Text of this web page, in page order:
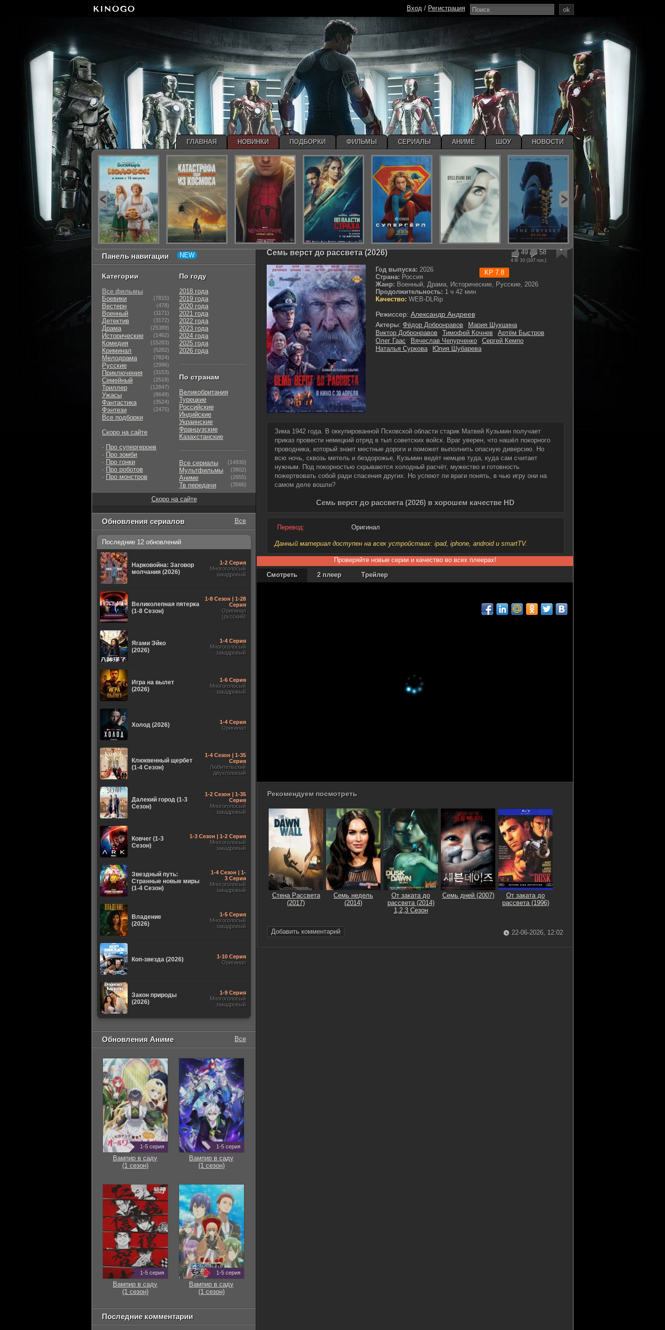
49 58
4.6/ 10 (107 гол.)
KP 7.8
Семь верст до рассвета (2026)
Год выпуска: 2026
Страна: Россия
Жанр: Военный, Драма, Исторические, Русские, 2026
Продолжительность: 1 ч 42 мин
Качество: WEB-DLRip
Режиссер: Александр Андреев
Актеры: Фёдор Добронравов
Мария Шукшина
Виктор Добронравов
Тимофей Кочнев
Артём Быстров
Олег Гаас
Вячеслав Чепурченко
Сергей Кемпо
Наталья Суркова
Юлия Шубарева
Зима 1942 года. В оккупированной Псковской области старик Матвей Кузьмин получает
приказ провести немецкий отряд в тыл советских войск. Враг уверен, что нашёл покорного
проводника, который знает местные дороги и поможет выполнить опасную диверсию. Но
всю ночь, сквозь метель и бездорожье, Кузьмин ведёт немцев туда, куда сам считает
нужным. Под покорностью скрываются холодный расчёт, мужество и готовность
пожертвовать собой ради спасения других. Но успеют ли враги понять, в чью игру они на
самом деле вошли?
Семь верст до рассвета (2026) в хорошем качестве HD
Перевод: Оригинал
Данный материал доступен на всех устройствах: ipad, iphone, android и smartTV.
Проверяйте новые серии и качество во всех плеерах!
Смотреть
2 плеер Трейлер
Рекомендуем посмотреть
Стена Рассвета
(2017)
Семь недель
(2014)
От заката до
рассвета (2014)
1,2,3 Сезон
Семь дней (2007)
От заката до
рассвета (1996)
Добавить комментарий 22-06-2026, 12:02
Панель навигации
Категории
Все фильмы
Боевики
(7815)
Вестерн (478)
Военный (1171)
Детектив (3172)
Драма (25389)
Исторические (1462)
Комедия (15283)
Криминал (5282)
Мелодрама (7824)
Русские (2996)
Приключения (3153)
Семейный (2519)
Триллер (12847)
Ужасы (8649)
Фантастика (3524)
Фэнтези (2475)
Все подборки
Скоро на сайте
- Про супергероев
- Про зомби
- Про гонки
- Про роботов
- Про монстров
По году
2018 года
2019 года
2020 года
2021 года
2022 года
2023 года
2024 года
2025 года
2026 года
По странам
Великобритания
Турецкие
Российские
Индийские
Украинские
Французские
Казахстанские
Все сериалы (14930)
Мультфильмы (3802)
Аниме (2655)
Тв передачи (3566)
Скоро на сайте
Обновления сериалов Все
Последние 12 обновлений
Нарковойна: Заговор
молчания (2026)
1-2 Серия
Многоголосый
закадровый
Великолепная пятерка
(1-8 Сезон)
1-8 Сезон | 1-28
Серия
Оригинал
(русский)
Ягами Эйко
(2026)
1-4 Серия
Многоголосый
закадровый
Игра на вылет
(2026)
1-6 Серия
Многоголосый
закадровый
Холод (2026)
1-4 Серия
Оригинал
Клюквенный щербет
(1-4 Сезон)
1-4 Сезон | 1-35
Серия
Любительский
двухголосый
Далекий город (1-3
Сезон)
1-2 Сезон | 1-35
Серия
Многоголосый
закадровый
Ковчег (1-3
Сезон)
1-3 Сезон | 1-2 Серия
Многоголосый
закадровый
Звездный путь:
Странные новые миры
(1-4 Сезон)
1-4 Сезон | 1-
3 Серия
Многоголосый
закадровый
Владение
(2026)
1-5 Серия
Многоголосый
закадровый
Коп-звезда (2026)
1-10 Серия
Оригинал
Закон природы
(2026)
1-9 Серия
Многоголосый
закадровый
Обновления Аниме Все
1-5 серия
Вампир в саду
(1 сезон)
1-5 серия
Вампир в саду
(1 сезон)
1-5 серия
Вампир в саду
(1 сезон)
1-5 серия
Вампир в саду
(1 сезон)
Последние комментарии
ok
Вход / Регистрация
ГЛАВНАЯ НОВИНКИ ПОДБОРКИ ФИЛЬМЫ СЕРИАЛЫ АНИМЕ ШОУ НОВОСТИ